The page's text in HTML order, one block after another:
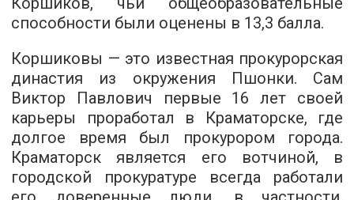
способности были оценены в 13,3 балла.
Коршиковы — это известная прокурорская
династия из окружения Пшонки. Сам
Виктор Павлович первые 16 лет своей
карьеры проработал в Краматорске, где
долгое время был прокурором города.
Краматорск является его вотчиной, в
городской прокуратуре всегда работали